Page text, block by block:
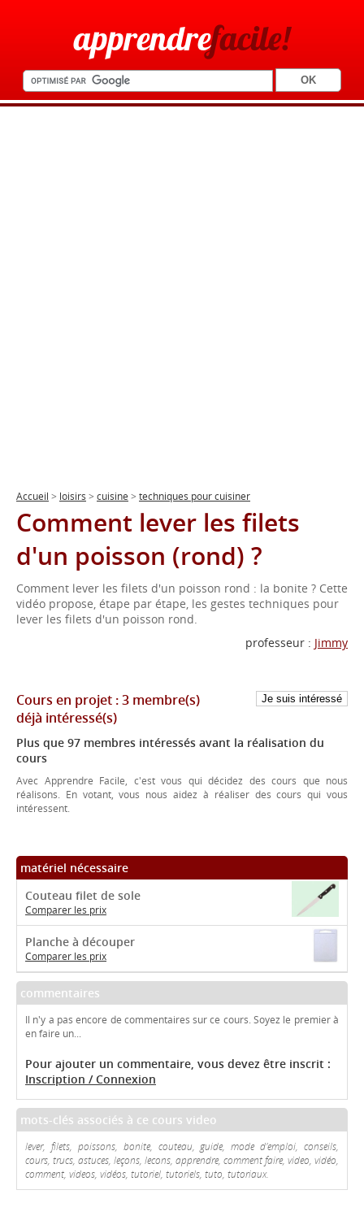
apprendrefacile!
Accueil > loisirs > cuisine > techniques pour cuisiner
Comment lever les filets
d'un poisson (rond) ?
Comment lever les filets d'un poisson rond : la bonite ? Cette
vidéo propose, étape par étape, les gestes techniques pour
lever les filets d'un poisson rond.
professeur : Jimmy
Cours en projet :3 membre(s)
déjà intéressé(s)
Plus que 97 membres intéressés avant la réalisation du
cours
Avec Apprendre Facile, c'est vous qui décidez des cours que nous
réalisons. En votant, vous nous aidez à réaliser des cours qui vous
intéressent.
matériel nécessaire
Couteau filet de sole
Comparer les prix
Planche à découper
Comparer les prix
commentaires
Il n'y a pas encore de commentaires sur ce cours. Soyez le premier à
en faire un...
Pour ajouter un commentaire, vous devez être inscrit :
Inscription / Connexion
mots-clés associés à ce cours video
lever, filets, poissons, bonite, couteau, guide, mode d'emploi, conseils,
cours, trucs, astuces, leçons, lecons, apprendre, comment faire, video, vidéo,
comment, videos, vidéos, tutoriel, tutoriels, tuto, tutoriaux.